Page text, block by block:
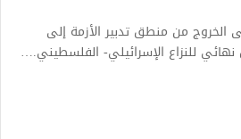
الخروج من منطق تدبير الأزمة إلى
للنزاع الإسرائيلي- الفلسطيني.…